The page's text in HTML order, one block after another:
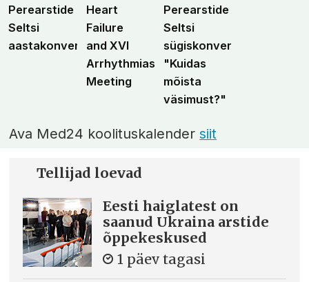
Perearstide
Seltsi
aastakonverents
Heart
Failure
and XVI
Arrhythmias
Meeting
Perearstide
Seltsi
sügiskonverents
"Kuidas
mõista
väsimust?"
Ava Med24 koolituskalendersiit
Tellijad loevad
Eesti haiglatest on
saanud Ukraina arstide
õppekeskused
1 päev tagasi